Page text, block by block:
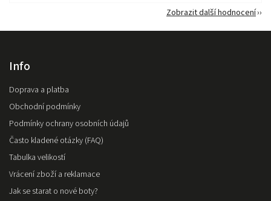
Zobrazit další hodnocení
Info
Doprava a platba
Obchodní podmínky
Podmínky ochrany osobních údajů
Často kladené otázky (FAQ)
Tabulka velikostí
Vrácení zboží a reklamace
Jak se starat o nové boty?